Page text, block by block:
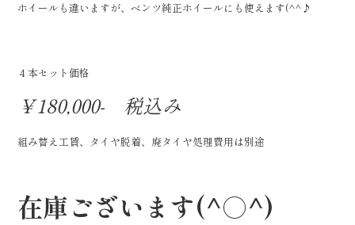
ホイールも違いますが、ベンツ純正ホイールにも使えます(^^♪
４本セット価格
￥180,000- 税込み
組み替え工賃、タイヤ脱着、廃タイヤ処理費用は別途
在庫ございます(^○^)